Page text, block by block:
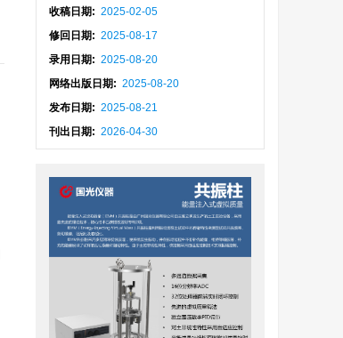
收稿日期: 2025-02-05
修回日期: 2025-08-17
录用日期: 2025-08-20
网络出版日期: 2025-08-20
发布日期: 2025-08-21
刊出日期: 2026-04-30